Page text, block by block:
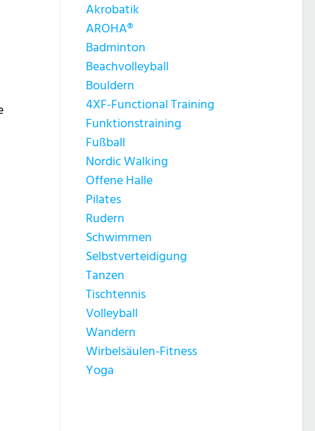
Akrobatik
AROHA®
Badminton
Beachvolleyball
Bouldern
4XF-Functional Training
Funktionstraining
Fußball
Nordic Walking
Offene Halle
Pilates
Rudern
Schwimmen
Selbstverteidigung
Tanzen
Tischtennis
Volleyball
Wandern
Wirbelsäulen-Fitness
Yoga